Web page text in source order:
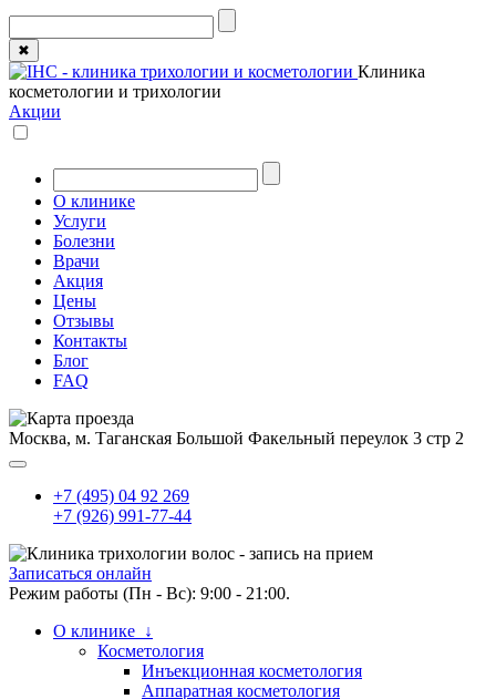
✖
Клиника
косметологии и трихологии
Акции
О клинике
Услуги
Болезни
Врачи
Акция
Цены
Отзывы
Контакты
Блог
FAQ
Москва, м. Таганская Большой Факельный переулок 3 стр 2
+7 (495) 04 92 269
+7 (926) 991-77-44
Записаться онлайн
Режим работы (Пн - Вс): 9:00 - 21:00.
О клинике ↓
Косметология
Инъекционная косметология
Аппаратная косметология